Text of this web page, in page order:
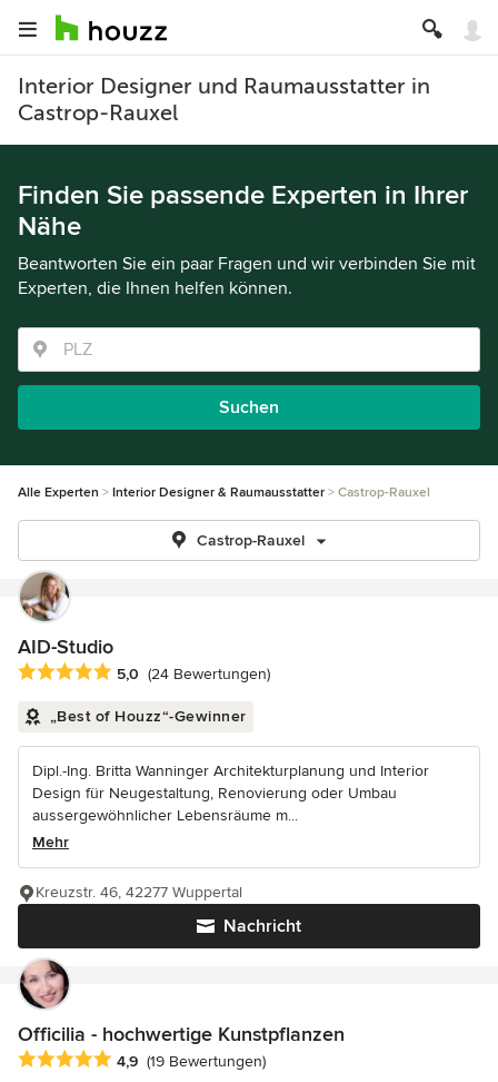
Interior Designer und Raumausstatter in
Castrop-Rauxel
Finden Sie passende Experten in Ihrer
Nähe
Beantworten Sie ein paar Fragen und wir verbinden Sie mit
Experten, die Ihnen helfen können.
Suchen
Alle Experten Interior Designer & Raumausstatter Castrop-Rauxel
Castrop-Rauxel
AID-Studio
Durchschnittliche Bewertung: 5 von 5 Sternen
5,0 (24 Bewertungen)
„Best of Houzz“-Gewinner
Dipl.-Ing. Britta Wanninger Architekturplanung und Interior
Design für Neugestaltung, Renovierung oder Umbau
aussergewöhnlicher Lebensräume m...
Mehr
Nachricht
Kreuzstr. 46, 42277 Wuppertal
Officilia - hochwertige Kunstpflanzen
Durchschnittliche Bewertung: 4.9 von 5 Sternen
4,9 (19 Bewertungen)